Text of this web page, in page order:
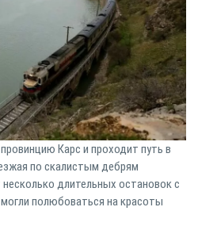
Карс и проходит путь в
по скалистым дебрям
длительных остановок с
полюбоваться на красоты